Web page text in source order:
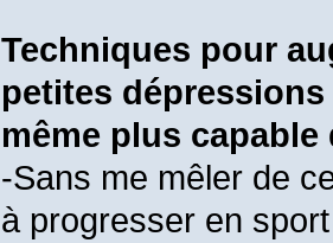
Techniques pour
petites
même plus
-Sans me mêler de
à progresser en